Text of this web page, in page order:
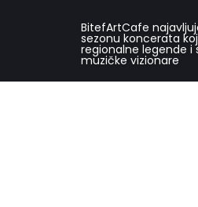
BitefArtCafe
sezonu koncerata
regionalne legende i
muzičke vizionare